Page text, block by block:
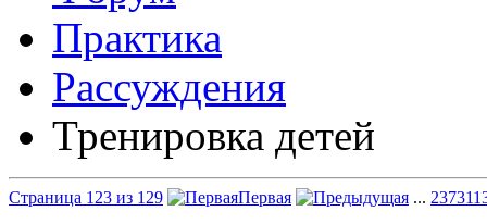
Практика
Рассуждения
Тренировка детей
Страница 123 из 129 Первая ... 2373